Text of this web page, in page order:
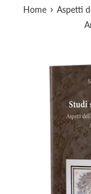
Home › Aspetti